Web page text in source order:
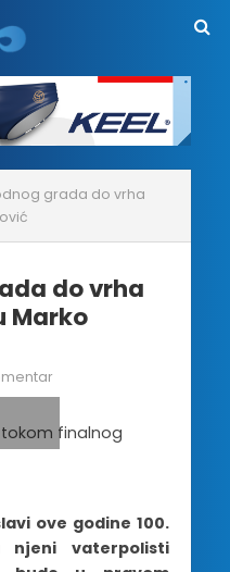
grada do vrha
do vrha
Marko
ove godine 100.
njeni vaterpolisti